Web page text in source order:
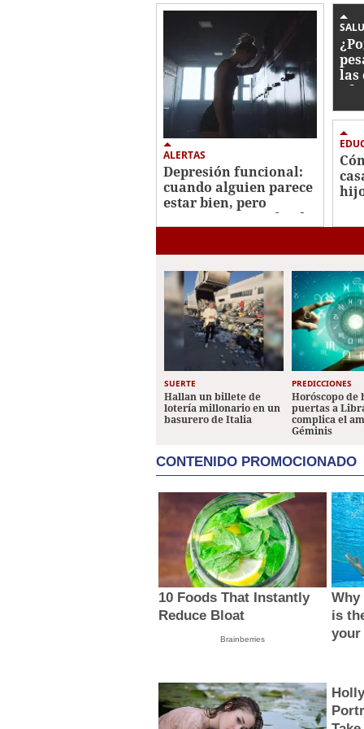
53
secondsVolume
ALERTAS
Depresión funcional:
cuando alguien parece
estar bien, pero
atraviesa un profundo
las
SUERTE
Hallan un billete de
lotería millonario en un
basurero de Italia
PREDICCIONES
Horóscopo de
puertas a
complica el
Géminis
CONTENIDO PROMOCIONADO
10 Foods That Instantly
Reduce Bloat
Brainberries
is
your